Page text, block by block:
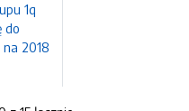
1q
do
2018